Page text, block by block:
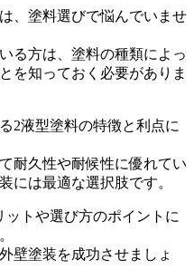
、塗料選びで悩んでいませ
る方は、塗料の種類によっ
を知っておく必要がありま
2液型塗料の特徴と利点に
耐久性や耐候性に優れてい
には最適な選択肢です。
ットや選び方のポイントに
壁塗装を成功させましょ